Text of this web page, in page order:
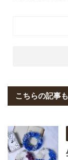
こちらの記事